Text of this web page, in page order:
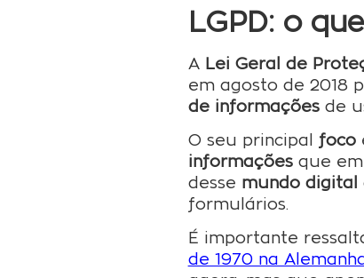
LGPD: o
A Lei Geral de
em agosto de 2018
de informaçõesde
O seu principal foco
informaçõesque
desse mundo digital
formulários.
É importante
de 1970 na